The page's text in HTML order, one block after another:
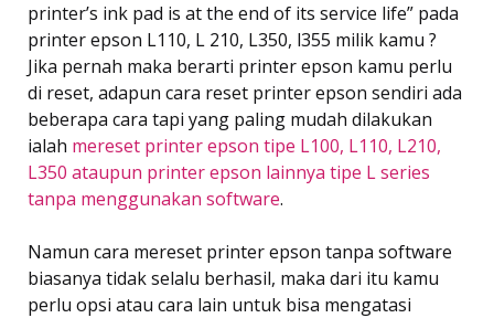
printer’s ink pad is at the end of its service life” pada
printer epson L110, L 210, L350, l355 milik kamu ?
Jika pernah maka berarti printer epson kamu perlu
di reset, adapun cara reset printer epson sendiri ada
beberapa cara tapi yang paling mudah dilakukan
ialah mereset printer epson tipe L100, L110, L210,
L350 ataupun printer epson lainnya tipe L series
tanpa menggunakan software.
Namun cara mereset printer epson tanpa software
biasanya tidak selalu berhasil, maka dari itu kamu
perlu opsi atau cara lain untuk bisa mengatasi